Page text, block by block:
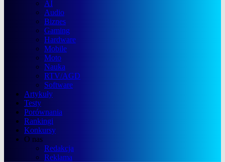
AI
Audio
Biznes
Gaming
Hardware
Mobile
Moto
Nauka
RTV/AGD
Software
Artykuły
Testy
Porównania
Rankingi
Konkursy
O nas
Redakcja
Reklama